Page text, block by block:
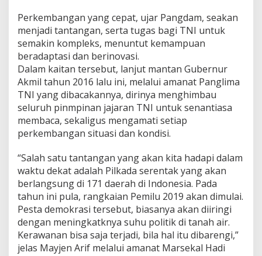
Perkembangan yang cepat, ujar Pangdam, seakan
menjadi tantangan, serta tugas bagi TNI untuk
semakin kompleks, menuntut kemampuan
beradaptasi dan berinovasi.
Dalam kaitan tersebut, lanjut mantan Gubernur
Akmil tahun 2016 lalu ini, melalui amanat Panglima
TNI yang dibacakannya, dirinya menghimbau
seluruh pinmpinan jajaran TNI untuk senantiasa
membaca, sekaligus mengamati setiap
perkembangan situasi dan kondisi.
“Salah satu tantangan yang akan kita hadapi dalam
waktu dekat adalah Pilkada serentak yang akan
berlangsung di 171 daerah di Indonesia. Pada
tahun ini pula, rangkaian Pemilu 2019 akan dimulai.
Pesta demokrasi tersebut, biasanya akan diiringi
dengan meningkatknya suhu politik di tanah air.
Kerawanan bisa saja terjadi, bila hal itu dibarengi,”
jelas Mayjen Arif melalui amanat Marsekal Hadi